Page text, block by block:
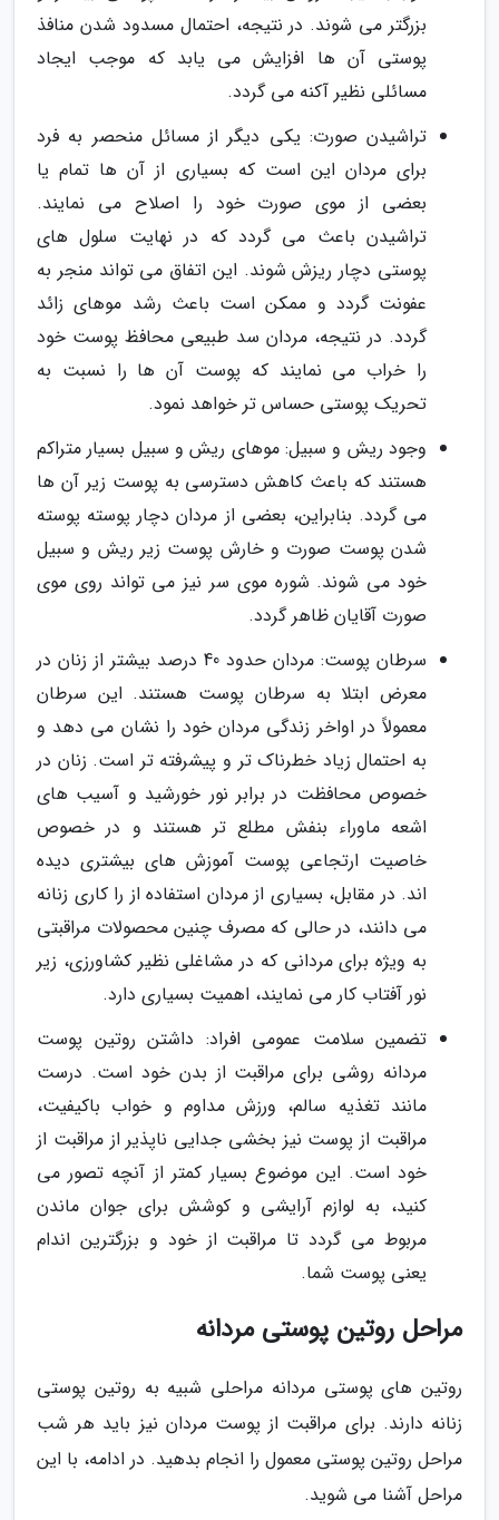
بزرگتر می شوند. در نتیجه، احتمال مسدود شدن منافذ
پوستی آن ها افزایش می یابد که موجب ایجاد
مسائلی نظیر آکنه می گردد.
تراشیدن صورت: یکی دیگر از مسائل منحصر به فرد
برای مردان این است که بسیاری از آن ها تمام یا
بعضی از موی صورت خود را اصلاح می نمایند.
تراشیدن باعث می گردد که در نهایت سلول های
پوستی دچار ریزش شوند. این اتفاق می تواند منجر به
عفونت گردد و ممکن است باعث رشد موهای زائد
گردد. در نتیجه، مردان سد طبیعی محافظ پوست خود
را خراب می نمایند که پوست آن ها را نسبت به
تحریک پوستی حساس تر خواهد نمود.
وجود ریش و سبیل: موهای ریش و سبیل بسیار متراکم
هستند که باعث کاهش دسترسی به پوست زیر آن ها
می گردد. بنابراین، بعضی از مردان دچار پوسته پوسته
شدن پوست صورت و خارش پوست زیر ریش و سبیل
خود می شوند. شوره موی سر نیز می تواند روی موی
صورت آقایان ظاهر گردد.
سرطان پوست: مردان حدود 40 درصد بیشتر از زنان در
معرض ابتلا به سرطان پوست هستند. این سرطان
معمولاً در اواخر زندگی مردان خود را نشان می دهد و
به احتمال زیاد خطرناک تر و پیشرفته تر است. زنان در
خصوص محافظت در برابر نور خورشید و آسیب های
اشعه ماوراء بنفش مطلع تر هستند و در خصوص
خاصیت ارتجاعی پوست آموزش های بیشتری دیده
اند. در مقابل، بسیاری از مردان استفاده از را کاری زنانه
می دانند، در حالی که مصرف چنین محصولات مراقبتی
به ویژه برای مردانی که در مشاغلی نظیر کشاورزی، زیر
نور آفتاب کار می نمایند، اهمیت بسیاری دارد.
تضمین سلامت عمومی افراد: داشتن روتین پوست
مردانه روشی برای مراقبت از بدن خود است. درست
مانند تغذیه سالم، ورزش مداوم و خواب باکیفیت،
مراقبت از پوست نیز بخشی جدایی ناپذیر از مراقبت از
خود است. این موضوع بسیار کمتر از آنچه تصور می
کنید، به لوازم آرایشی و کوشش برای جوان ماندن
مربوط می گردد تا مراقبت از خود و بزرگترین اندام
یعنی پوست شما.
مراحل روتین پوستی مردانه
روتین های پوستی مردانه مراحلی شبیه به روتین پوستی
زنانه دارند. برای مراقبت از پوست مردان نیز باید هر شب
مراحل روتین پوستی معمول را انجام بدهید. در ادامه، با این
مراحل آشنا می شوید.